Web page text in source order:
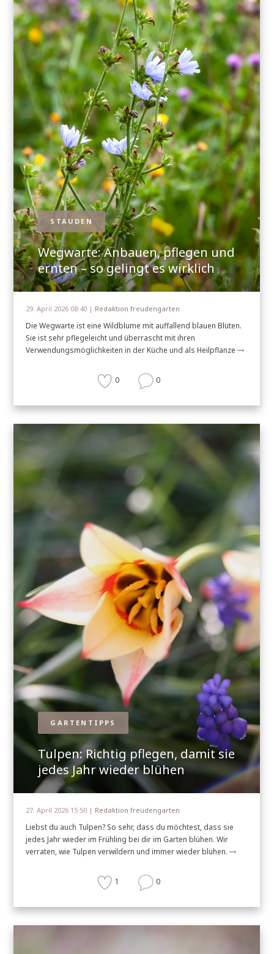
STAUDEN
Wegwarte: Anbauen, pflegen und
ernten – so gelingt es wirklich
29. April 2026 08:40 | Redaktion freudengarten
Die Wegwarte ist eine Wildblume mit auffallend blauen Blüten.
Sie ist sehr pflegeleicht und überrascht mit ihren
Verwendungsmöglichkeiten in der Küche und als Heilpflanze
0 0
GARTENTIPPS
Tulpen: Richtig pflegen, damit sie
jedes Jahr wieder blühen
27. April 2026 15:50 | Redaktion freudengarten
Liebst du auch Tulpen? So sehr, dass du möchtest, dass sie
jedes Jahr wieder im Frühling bei dir im Garten blühen. Wir
verraten, wie Tulpen verwildern und immer wieder blühen.
1 0